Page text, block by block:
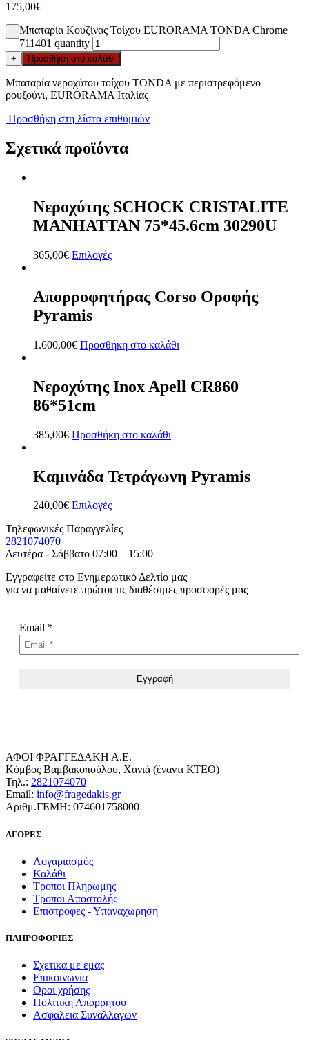
175,00€
- Μπαταρία Κουζίνας Τοίχου EURORAMA TONDA Chrome
711401 quantity
+ Προσθήκη στο καλάθι
Μπαταρία νεροχύτου τοίχου TONDA με περιστρεφόμενο
ρουξούνι, EURORAMA Ιταλίας
Προσθήκη στη λίστα επιθυμιών
Σχετικά προϊόντα
Νεροχύτης SCHOCK CRISTALITE
MANHATTAN 75*45.6cm 30290U
365,00€ Επιλογές
Απορροφητήρας Corso Οροφής
Pyramis
1.600,00€ Προσθήκη στο καλάθι
Νεροχύτης Inox Apell CR860
86*51cm
385,00€ Προσθήκη στο καλάθι
Καμινάδα Τετράγωνη Pyramis
240,00€ Επιλογές
Τηλεφωνικές Παραγγελίες
2821074070
Δευτέρα - Σάββατο 07:00 – 15:00
Εγγραφείτε στο Ενημερωτικό Δελτίο μας
για να μαθαίνετε πρώτοι τις διαθέσιμες προσφορές μας
Email *
ΑΦΟΙ ΦΡΑΓΓΕΔΑΚΗ Α.Ε.
Κόμβος Βαμβακοπούλου, Χανιά (έναντι ΚΤΕΟ)
Τηλ.: 2821074070
Email: info@fragedakis.gr
Αριθμ.ΓΕΜΗ: 074601758000
ΑΓΟΡΕΣ
Λογαριασμός
Καλάθι
Τροποι Πληρωμης
Τροποι Αποστολής
Επιστροφες - Υπαναχωρηση
ΠΛΗΡΟΦΟΡΙΕΣ
Σχετικα με εμας
Επικοινωνια
Οροι χρήσης
Πολιτικη Απορρητου
Ασφαλεια Συναλλαγων